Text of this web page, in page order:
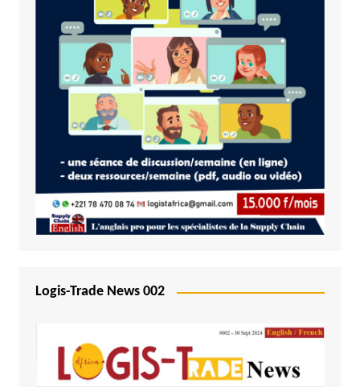
Logis-Trade News 002